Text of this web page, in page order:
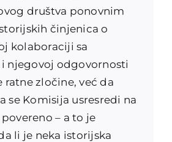
društva ponovnim
činjenica o
kolaboraciji sa
njegovoj odgovornosti
ratne zločine, već da
se Komisija usresredi na
– a to je
li je neka istorijska